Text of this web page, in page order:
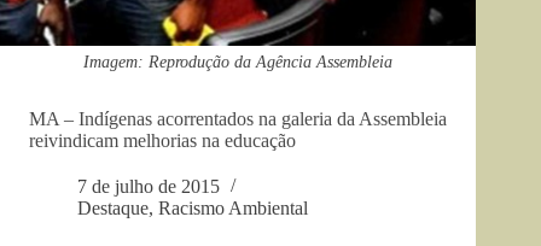
Imagem: Reprodução da Agência Assembleia
MA – Indígenas acorrentados na galeria da Assembleia
reivindicam melhorias na educação
7 de julho de 2015
Destaque, Racismo Ambiental